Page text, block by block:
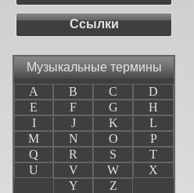
Ссылки
Музыкальные термины
A
B C
D
E
F G
H
I
J K
L
M
N O
P
Q
R S
T
U
V W
X
Y
Z